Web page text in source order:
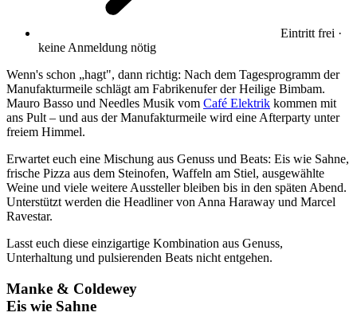
Eintritt frei ·
keine Anmeldung nötig
Wenn's schon „hagt", dann richtig: Nach dem Tagesprogramm der
Manufakturmeile schlägt am Fabrikenufer der Heilige Bimbam.
Mauro Basso und Needles Musik vom Café Elektrik kommen mit
ans Pult – und aus der Manufakturmeile wird eine Afterparty unter
freiem Himmel.
Erwartet euch eine Mischung aus Genuss und Beats: Eis wie Sahne,
frische Pizza aus dem Steinofen, Waffeln am Stiel, ausgewählte
Weine und viele weitere Aussteller bleiben bis in den späten Abend.
Unterstützt werden die Headliner von Anna Haraway und Marcel
Ravestar.
Lasst euch diese einzigartige Kombination aus Genuss,
Unterhaltung und pulsierenden Beats nicht entgehen.
Manke & Coldewey
Eis wie Sahne